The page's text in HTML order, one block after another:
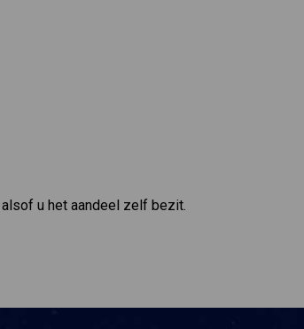
alsof u het aandeel zelf bezit.